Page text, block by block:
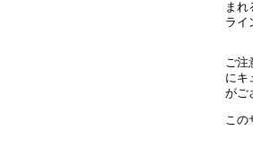
まれ
ライ
ご注
にキ
がご
この